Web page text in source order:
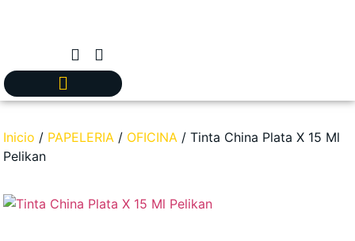
Inicio / PAPELERIA / OFICINA / Tinta China Plata X 15 Ml
Pelikan